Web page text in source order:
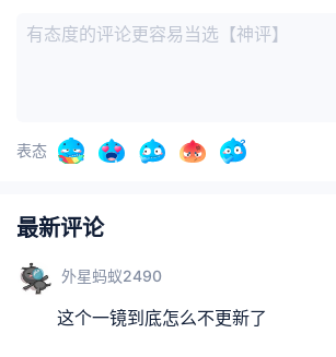
表态
最新评论
外星蚂蚁2490
这个一镜到底怎么不更新了